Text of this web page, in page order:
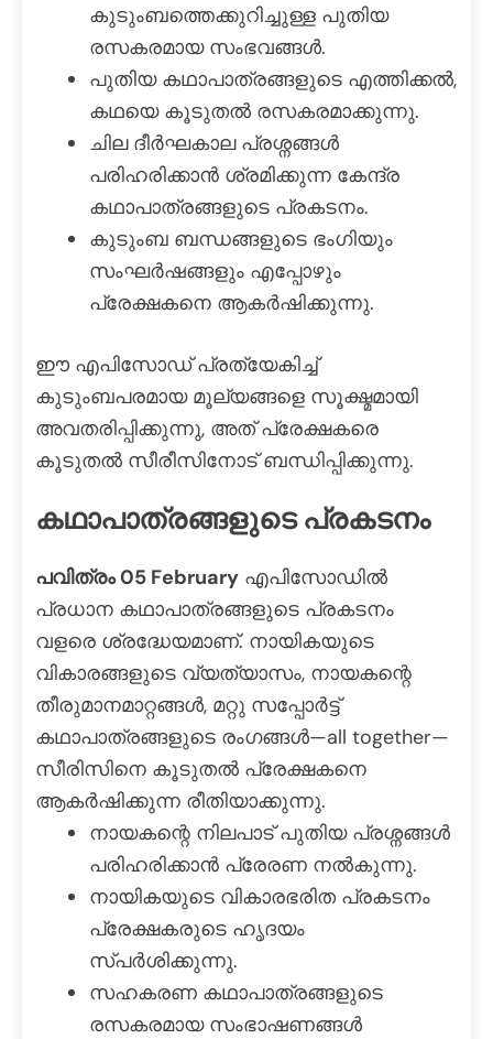
കുടുംബത്തെക്കുറിച്ചുള്ള പുതിയ
രസകരമായ സംഭവങ്ങൾ.
പുതിയ കഥാപാത്രങ്ങളുടെ എത്തിക്കൽ,
കഥയെ കൂടുതൽ രസകരമാക്കുന്നു.
ചില ദീർഘകാല പ്രശ്നങ്ങൾ
പരിഹരിക്കാൻ ശ്രമിക്കുന്ന കേന്ദ്ര
കഥാപാത്രങ്ങളുടെ പ്രകടനം.
കുടുംബ ബന്ധങ്ങളുടെ ഭംഗിയും
സംഘർഷങ്ങളും എപ്പോഴും
പ്രേക്ഷകനെ ആകർഷിക്കുന്നു.
ഈ എപിസോഡ് പ്രത്യേകിച്ച്
കുടുംബപരമായ മൂല്യങ്ങളെ സൂക്ഷ്മമായി
അവതരിപ്പിക്കുന്നു, അത് പ്രേക്ഷകരെ
കൂടുതൽ സീരീസിനോട് ബന്ധിപ്പിക്കുന്നു.
കഥാപാത്രങ്ങളുടെ പ്രകടനം
പവിത്രം 05 February എപിസോഡിൽ
പ്രധാന കഥാപാത്രങ്ങളുടെ പ്രകടനം
വളരെ ശ്രദ്ധേയമാണ്. നായികയുടെ
വികാരങ്ങളുടെ വ്യത്യാസം, നായകന്റെ
തീരുമാനമാറ്റങ്ങൾ, മറ്റു സപ്പോർട്ട്
കഥാപാത്രങ്ങളുടെ രംഗങ്ങൾ—all together—
സീരിസിനെ കൂടുതൽ പ്രേക്ഷകനെ
ആകർഷിക്കുന്ന രീതിയാക്കുന്നു.
നായകന്റെ നിലപാട് പുതിയ പ്രശ്നങ്ങൾ
പരിഹരിക്കാൻ പ്രേരണ നൽകുന്നു.
നായികയുടെ വികാരഭരിത പ്രകടനം
പ്രേക്ഷകരുടെ ഹൃദയം
സ്പർശിക്കുന്നു.
സഹകരണ കഥാപാത്രങ്ങളുടെ
രസകരമായ സംഭാഷണങ്ങൾ